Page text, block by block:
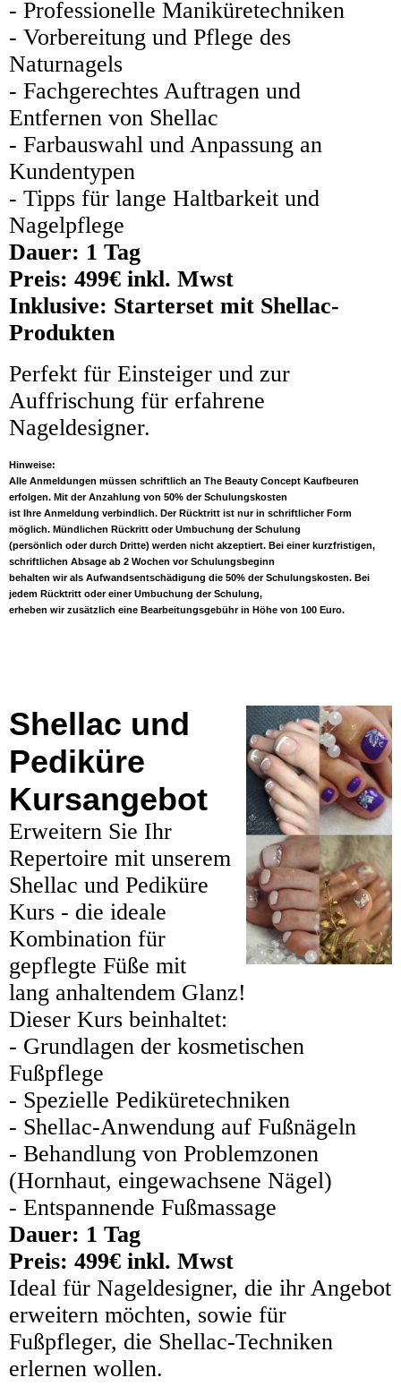
- Professionelle Maniküretechniken
- Vorbereitung und Pflege des
Naturnagels
- Fachgerechtes Auftragen und
Entfernen von Shellac
- Farbauswahl und Anpassung an
Kundentypen
- Tipps für lange Haltbarkeit und
Nagelpflege
Dauer: 1 Tag
Preis: 499€ inkl. Mwst
Inklusive: Starterset mit Shellac-
Produkten
Perfekt für Einsteiger und zur
Auffrischung für erfahrene
Nageldesigner.
Hinweise:
Alle Anmeldungen müssen schriftlich an The Beauty Concept Kaufbeuren
erfolgen. Mit der Anzahlung von 50% der Schulungskosten
ist Ihre Anmeldung verbindlich. Der Rücktritt ist nur in schriftlicher Form
möglich. Mündlichen Rückritt oder Umbuchung der Schulung
(persönlich oder durch Dritte) werden nicht akzeptiert. Bei einer kurzfristigen,
schriftlichen Absage ab 2 Wochen vor Schulungsbeginn
behalten wir als Aufwandsentschädigung die 50% der Schulungskosten. Bei
jedem Rücktritt oder einer Umbuchung der Schulung,
erheben wir zusätzlich eine Bearbeitungsgebühr in Höhe von 100 Euro.
Shellac und
Pediküre
Kursangebot
Erweitern Sie Ihr
Repertoire mit unserem
Shellac und Pediküre
Kurs - die ideale
Kombination für
gepflegte Füße mit
lang anhaltendem Glanz!
Dieser Kurs beinhaltet:
- Grundlagen der kosmetischen
Fußpflege
- Spezielle Pediküretechniken
- Shellac-Anwendung auf Fußnägeln
- Behandlung von Problemzonen
(Hornhaut, eingewachsene Nägel)
- Entspannende Fußmassage
Dauer: 1 Tag
Preis: 499€ inkl. Mwst
Ideal für Nageldesigner, die ihr Angebot
erweitern möchten, sowie für
Fußpfleger, die Shellac-Techniken
erlernen wollen.